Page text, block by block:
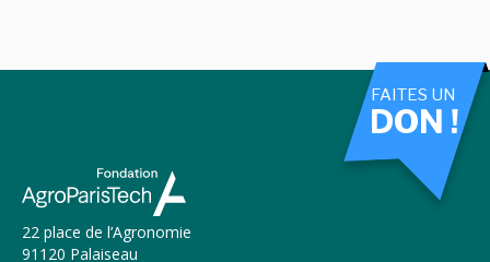
22 place de l’Agronomie
91120 Palaiseau
FAITES UN
DON !